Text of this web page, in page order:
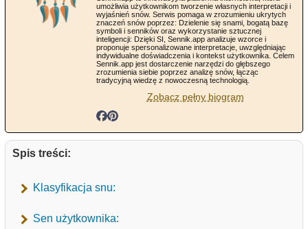
umożliwia użytkownikom tworzenie własnych interpretacji i
wyjaśnień snów. Serwis pomaga w zrozumieniu ukrytych
znaczeń snów poprzez: Dzielenie się snami, bogatą bazę
symboli i senników oraz wykorzystanie sztucznej
inteligencji: Dzięki SI, Sennik.app analizuje wzorce i
proponuje spersonalizowane interpretacje, uwzględniając
indywidualne doświadczenia i kontekst użytkownika. Celem
Sennik.app jest dostarczenie narzędzi do głębszego
zrozumienia siebie poprzez analizę snów, łącząc
tradycyjną wiedzę z nowoczesną technologią.
Zobacz pełny biogram
Spis treści:
Klasyfikacja snu:
Sen użytkownika: